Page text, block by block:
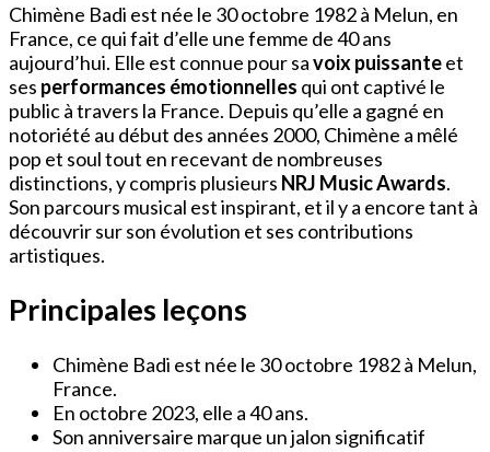
Chimène Badi est née le 30 octobre 1982 à Melun, en
France, ce qui fait d’elle une femme de 40 ans
aujourd’hui. Elle est connue pour savoix puissanteet
ses performances émotionnelles qui ont captivé le
public à travers la France. Depuis qu’elle a gagné en
notoriété au début des années 2000, Chimène a mêlé
pop et soul tout en recevant de nombreuses
distinctions, y compris plusieurs NRJ Music Awards.
Son parcours musical est inspirant, et il y a encore tant à
découvrir sur son évolution et ses contributions
artistiques.
Principales leçons
Chimène Badi est née le 30 octobre 1982 à Melun,
France.
En octobre 2023, elle a 40 ans.
Son anniversaire marque un jalon significatif